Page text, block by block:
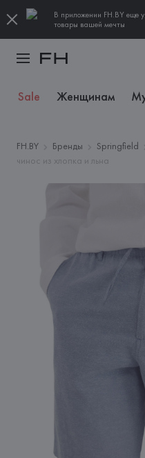
В приложении FH.BY еще
товары вашей мечты
Sale Женщинам
FH.BY Бренды Springfield
чинос из хлопка и льна